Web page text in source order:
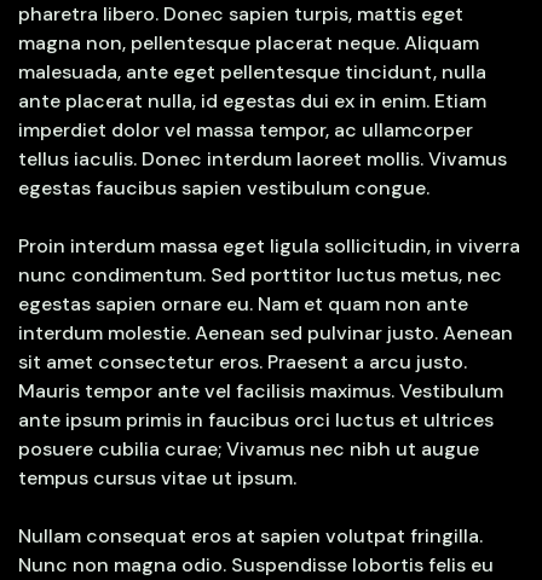
pharetra libero. Donec sapien turpis, mattis eget
magna non, pellentesque placerat neque. Aliquam
malesuada, ante eget pellentesque tincidunt, nulla
ante placerat nulla, id egestas dui ex in enim. Etiam
imperdiet dolor vel massa tempor, ac ullamcorper
tellus iaculis. Donec interdum laoreet mollis. Vivamus
egestas faucibus sapien vestibulum congue.
Proin interdum massa eget ligula sollicitudin, in viverra
nunc condimentum. Sed porttitor luctus metus, nec
egestas sapien ornare eu. Nam et quam non ante
interdum molestie. Aenean sed pulvinar justo. Aenean
sit amet consectetur eros. Praesent a arcu justo.
Mauris tempor ante vel facilisis maximus. Vestibulum
ante ipsum primis in faucibus orci luctus et ultrices
posuere cubilia curae; Vivamus nec nibh ut augue
tempus cursus vitae ut ipsum.
Nullam consequat eros at sapien volutpat fringilla.
Nunc non magna odio. Suspendisse lobortis felis eu